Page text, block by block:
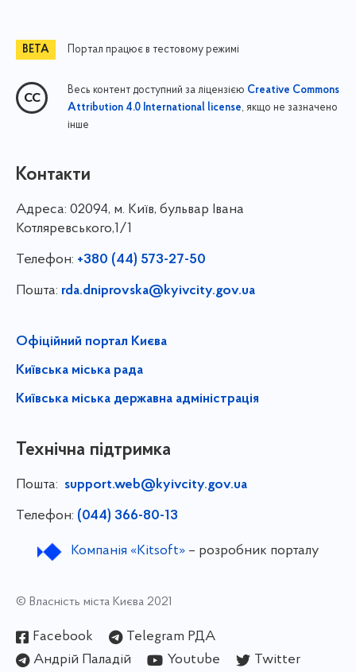
Портал працює в тестовому режимі
Весь контент доступний за ліцензією Creative Commons
Attribution 4.0 International license, якщо не зазначено
інше
Контакти
Адреса: 02094, м. Київ, бульвар Івана
Котляревського,1/1
Телефон: +380 (44) 573-27-50
Пошта: rda.dniprovska@kyivcity.gov.ua
Офіційний портал Києва
Київська міська рада
Київська міська державна адміністрація
Технічна підтримка
Пошта: support.web@kyivcity.gov.ua
Телефон: (044) 366-80-13
Компанія «Kitsoft»– розробник порталу
© Власність міста Києва 2021
Facebook
Telegram РДА
Андрій Паладій
Youtube Twitter